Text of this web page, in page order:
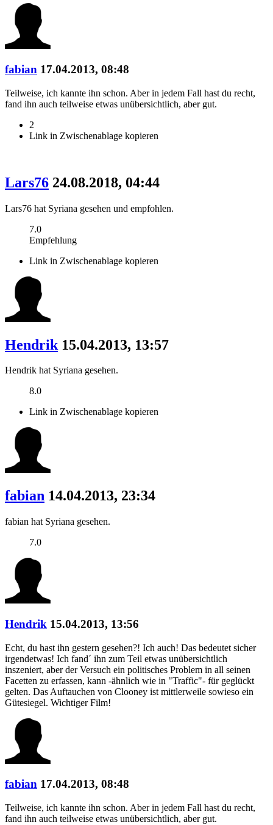
fabian 17.04.2013, 08:48
Teilweise, ich kannte ihn schon. Aber in jedem Fall hast du recht,
fand ihn auch teilweise etwas unübersichtlich, aber gut.
2
Link in Zwischenablage kopieren
Lars76 24.08.2018, 04:44
Lars76 hat Syriana gesehen und empfohlen.
7.0
Empfehlung
Link in Zwischenablage kopieren
Hendrik 15.04.2013, 13:57
Hendrik hat Syriana gesehen.
8.0
Link in Zwischenablage kopieren
fabian 14.04.2013, 23:34
fabian hat Syriana gesehen.
7.0
Hendrik 15.04.2013, 13:56
Echt, du hast ihn gestern gesehen?! Ich auch! Das bedeutet sicher
irgendetwas! Ich fand´ ihn zum Teil etwas unübersichtlich
inszeniert, aber der Versuch ein politisches Problem in all seinen
Facetten zu erfassen, kann -ähnlich wie in "Traffic"- für geglückt
gelten. Das Auftauchen von Clooney ist mittlerweile sowieso ein
Gütesiegel. Wichtiger Film!
fabian 17.04.2013, 08:48
Teilweise, ich kannte ihn schon. Aber in jedem Fall hast du recht,
fand ihn auch teilweise etwas unübersichtlich, aber gut.